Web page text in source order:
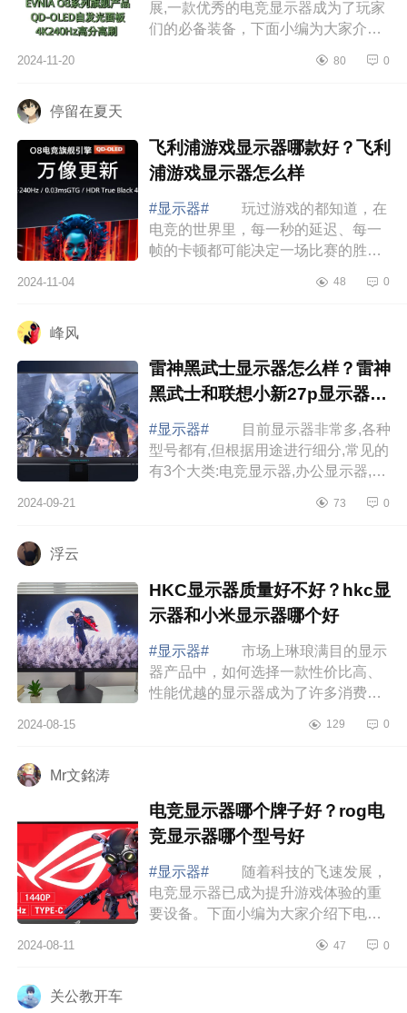
展,一款优秀的电竞显示器成为了玩家
们的必备装备，下面小编为大家介绍
浦evnia显示器怎么样 玩游戏用什
2024-11-20 80 0
停留在夏天
飞利浦游戏显示器哪款好？飞利
浦游戏显示器怎么样
#显示器#
玩过游戏的都知道，在
电竞的世界里，每一秒的延迟、每一
帧的卡顿都可能决定一场比赛的胜
戏主机成为游戏玩家的首选，但不少
2024-11-04 48 0
峰风
雷神黑武士显示器怎么样？雷神
黑武士和联想小新27p显示器哪
个好
#显示器#
目前显示器非常多,各种
型号都有,但根据用途进行细分,常见的
有3个大类:电竞显示器,办公显示器,设
神黑武士显示器怎么样？雷神黑武士
2024-09-21 73 0
浮云
HKC显示器质量好不好？hkc显
示器和小米显示器哪个好
#显示器#
市场上琳琅满目的显示
器产品中，如何选择一款性价比高、
性能优越的显示器成为了许多消费者
HKC显示器质量好不好？hkc显示器
2024-08-15 129 0
Mr文銘涛
电竞显示器哪个牌子好？rog电
竞显示器哪个型号好
#显示器#
随着科技的飞速发展，
电竞显示器已成为提升游戏体验的重
要设备。下面小编为大家介绍下电竞
个型号好 rog电竞显示器哪个型号
2024-08-11 47 0
关公教开车